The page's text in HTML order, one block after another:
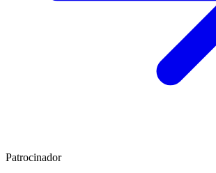
Patrocinador